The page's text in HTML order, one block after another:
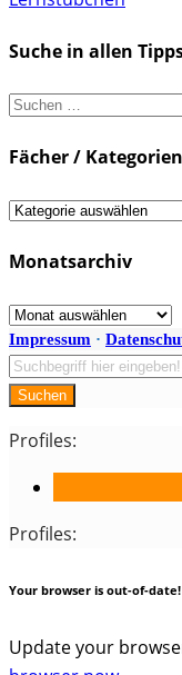
Suche in allen
Suchen
Fächer / Kategorien
Fächer
Kategorien
Monatsarchiv
Monatsarchiv
Impressum ·
Suchen
Profiles:
Profiles:
Your browser is out-of-date!
Update your